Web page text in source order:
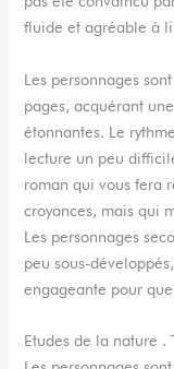
fluide et agréable à
Les personnages
pages, acquérant
étonnantes. Le
lecture un peu
roman qui vous fera
croyances, mais qui
Les personnages
peu sous-
engageante pour
Etudes de la nature .